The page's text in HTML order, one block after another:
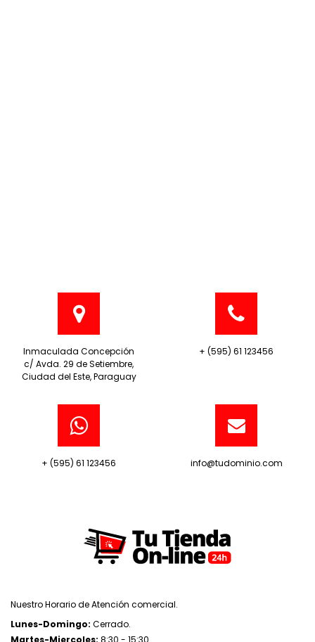
Inmaculada Concepción
c/ Avda. 29 de Setiembre,
Ciudad del Este, Paraguay
+ (595) 61 123456
+ (595) 61 123456 info@tudominio.com
Nuestro Horario de Atención comercial.
Lunes-Domingo: Cerrado.
Martes-Miercoles: 8:30 - 15:30.